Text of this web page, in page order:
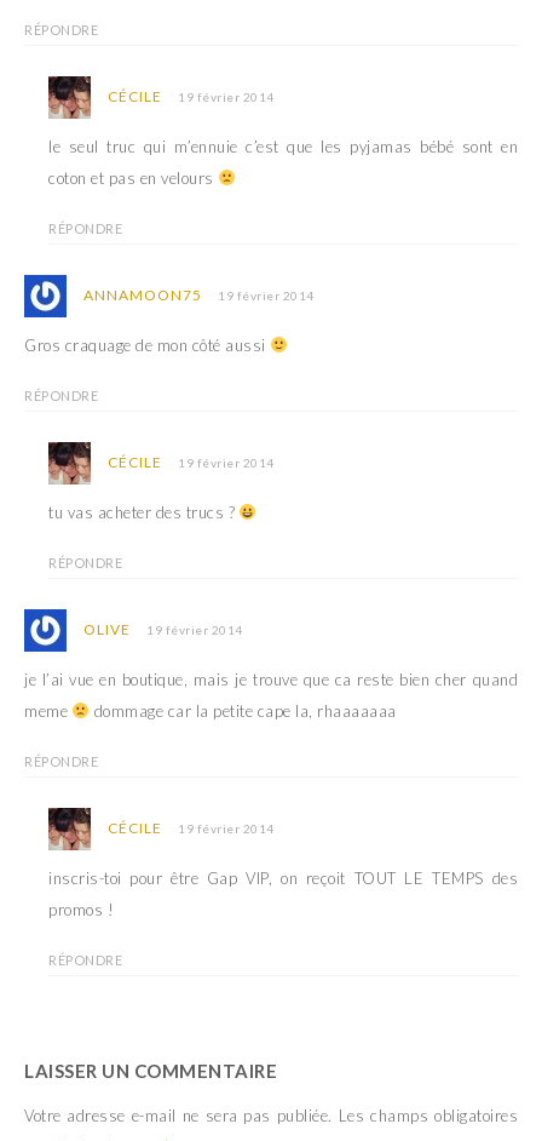
RÉPONDRE
CÉCILE 19 février 2014
le seul truc qui m’ennuie c’est que les pyjamas bébé sont en
coton et pas en velours
RÉPONDRE
ANNAMOON75 19 février 2014
Gros craquage de mon côté aussi
RÉPONDRE
CÉCILE 19 février 2014
tu vas acheter des trucs ?
RÉPONDRE
OLIVE 19 février 2014
je l’ai vue en boutique, mais je trouve que ca reste bien cher quand
meme
dommage car la petite cape la, rhaaaaaaa
RÉPONDRE
CÉCILE 19 février 2014
inscris-toi pour être Gap VIP, on reçoit TOUT LE TEMPS des
promos !
RÉPONDRE
LAISSER UN COMMENTAIRE
Votre adresse e-mail ne sera pas publiée. Les champs obligatoires